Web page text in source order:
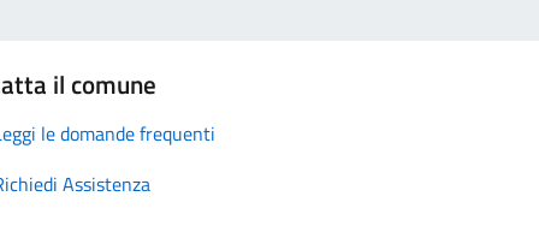
il comune
le domande frequenti
Assistenza